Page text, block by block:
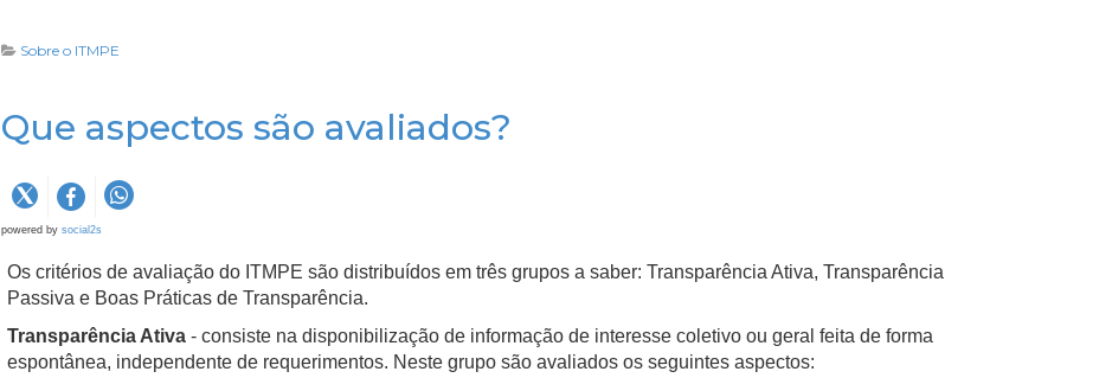
Sobre o ITMPE
Que aspectos são avaliados?
powered by social2s
Os critérios de avaliação do ITMPE são distribuídos em três grupos a saber: Transparência Ativa, Transparência
Passiva e Boas Práticas de Transparência.
Transparência Ativa- consiste na disponibilização de informação de interesse coletivo ou geral feita de forma
espontânea, independente de requerimentos. Neste grupo são avaliados os seguintes aspectos: